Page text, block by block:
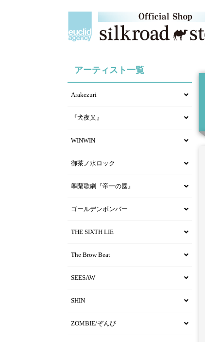
アーティスト一覧
Arakezuri
『犬夜叉』
WINWIN
御茶ノ水ロック
學蘭歌劇『帝一の國』
ゴールデンボンバー
THE SIXTH LIE
The Brow Beat
SEESAW
SHIN
ZOMBIE/ぞんび